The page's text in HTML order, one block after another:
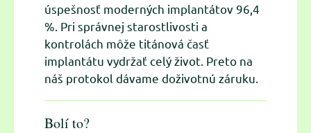
úspešnosť moderných implantátov 96,4
%. Pri správnej starostlivosti a
kontrolách môže titánová časť
implantátu vydržať celý život. Preto na
náš protokol dávame doživotnú záruku.
Bolí to?